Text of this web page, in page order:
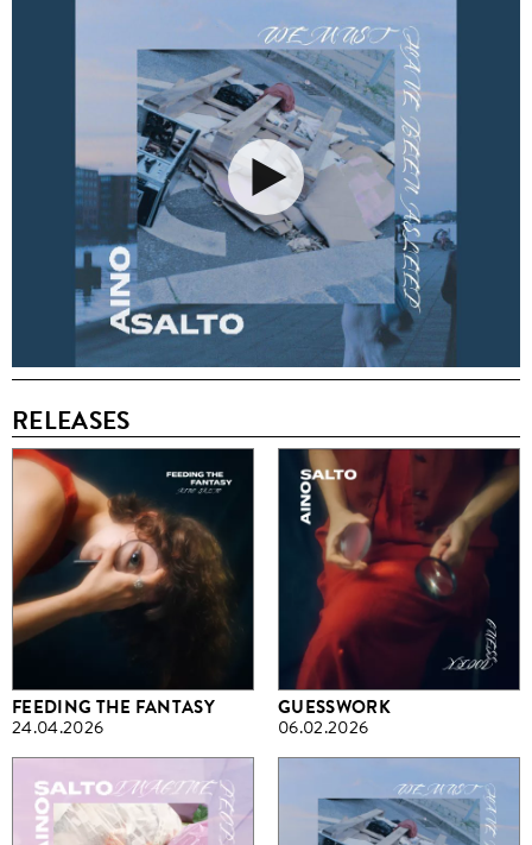
RELEASES
FEEDING THE FANTASY
24.04.2026
GUESSWORK
06.02.2026